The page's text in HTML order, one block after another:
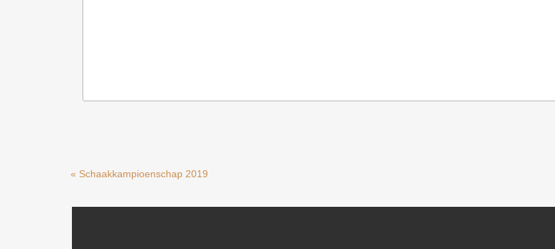
« Schaakkampioenschap 2019